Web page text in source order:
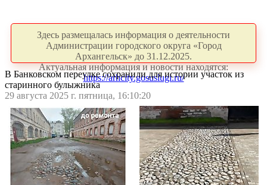
Здесь размещалась информация о деятельности
Администрации городского округа «Город
Архангельск» до 31.12.2025.
Актуальная информация и новости находятся:
https://arhcity.gosuslugi.ru/
В Банковском переулке сохранили для истории участок из
старинного булыжника
29 августа 2025 г. пятница, 16:10:20